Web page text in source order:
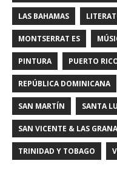
LAS BAHAMAS
MONTSERRAT ES
PINTURA PUERTO
REPÚBLICA DOMINICANA
SAN MARTÍN SANTA
SAN VICENTE & LAS
TRINIDAD Y TOBAGO